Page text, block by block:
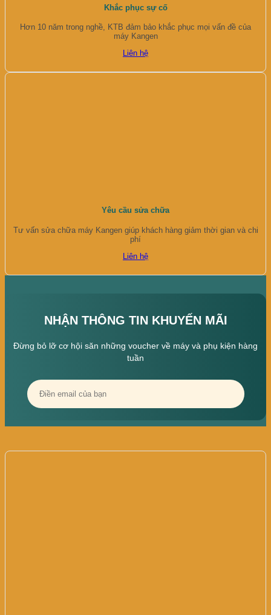
Khắc phục sự cố
Hơn 10 năm trong nghề, KTB đảm bảo khắc phục mọi vấn đề của
máy Kangen
Liên hệ
Yêu cầu sửa chữa
Tư vấn sửa chữa máy Kangen giúp khách hàng giảm thời gian và chi
phí
Liên hệ
NHẬN THÔNG TIN KHUYẾN MÃI
Đừng bỏ lỡ cơ hội săn những voucher về máy và phụ kiện hàng
tuần